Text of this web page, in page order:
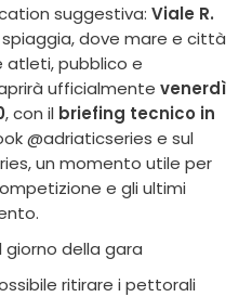
suggestiva: Viale R.
dove mare e città
atleti, pubblico e
ufficialmente venerdì
, con il briefing tecnico in
@adriaticseries e sul
un momento utile per
e gli ultimi
della gara
ritirare i pettorali